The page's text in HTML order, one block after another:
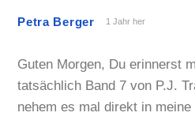
Petra Berger 1 Jahr her
Guten Morgen, Du erinnerst
tatsächlich Band 7 von P.J.
nehem es mal direkt in